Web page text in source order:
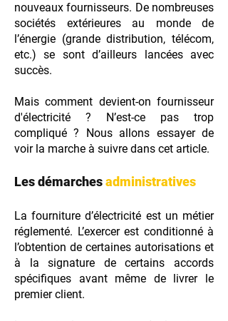
nouveaux fournisseurs. De nombreuses
sociétés extérieures au monde de
l’énergie (grande distribution, télécom,
etc.) se sont d’ailleurs lancées avec
succès.
Mais comment devient-on fournisseur
d'électricité ? N’est-ce pas trop
compliqué ? Nous allons essayer de
voir la marche à suivre dans cet article.
Les démarchesadministratives
La fourniture d’électricité est un métier
réglementé. L’exercer est conditionné à
l’obtention de certaines autorisations et
à la signature de certains accords
spécifiques avant même de livrer le
premier client.